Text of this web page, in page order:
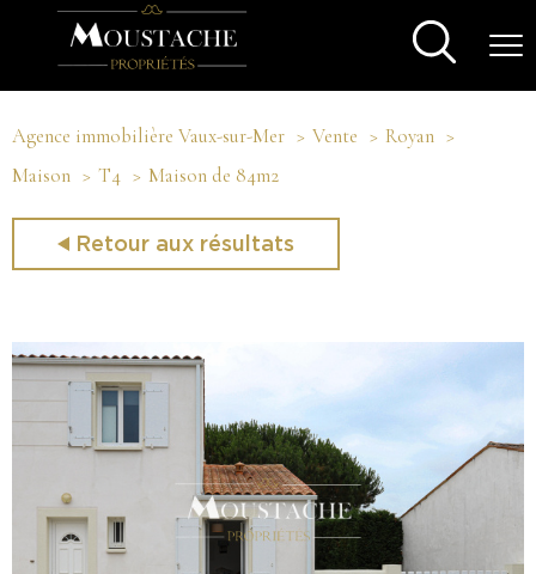
Agence immobilière Vaux-sur-Mer Vente
Royan
Maison
T4 Maison de 84m2
Retour aux résultats